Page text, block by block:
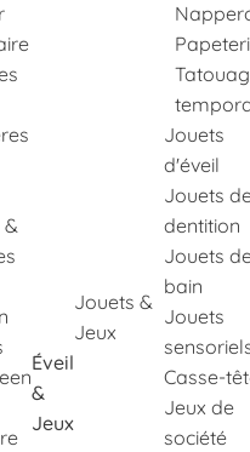
&
Éveil
&
Jeux
Jouets &
Jeux
Jouets
d'éveil
Jouets
dentition
Jouets
bain
Jouets
Casse-
Jeux de
société